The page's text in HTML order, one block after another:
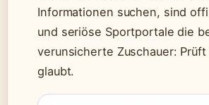
Informationen suchen, sind
und seriöse Sportportale die
verunsicherte Zuschauer:
glaubt.